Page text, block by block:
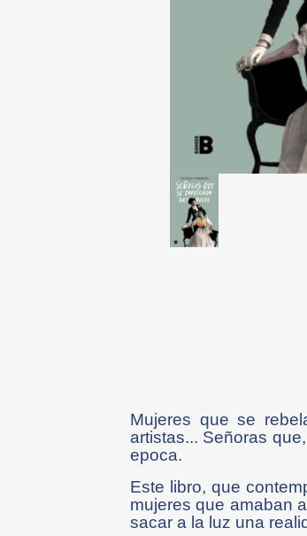
Mujeres que se
artistas... Señoras
epoca.
Este libro, que
mujeres que amaban
sacar a la luz una